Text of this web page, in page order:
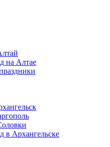
на Алтае
в Архангельске